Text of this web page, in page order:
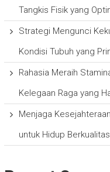
Tangkis Fisik yang
Strategi Mengunci
Kondisi Tubuh yang
Rahasia Meraih
Kelegaan Raga yang
Menjaga
untuk Hidup Berkualitas